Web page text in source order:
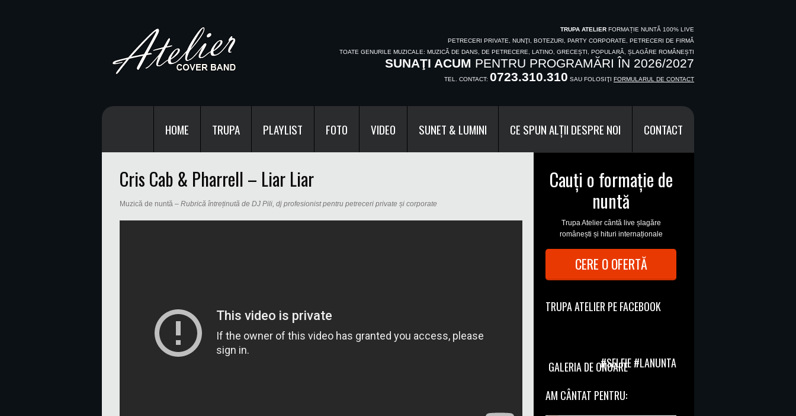
TRUPA ATELIER FORMAȚIE NUNTĂ 100% LIVE
PETRECERI PRIVATE, NUNŢI, BOTEZURI, PARTY CORPORATE, PETRECERI DE FIRMĂ
TOATE GENURILE MUZICALE: MUZICĂ DE DANS, DE PETRECERE, LATINO, GRECEȘTI, POPULARĂ, ȘLAGĂRE ROMÂNEȘTI
SUNAŢI ACUM PENTRU PROGRAMĂRI ÎN 2026/2027
TEL. CONTACT: 0723.310.310 SAU FOLOSIŢI FORMULARUL DE CONTACT
HOME TRUPA PLAYLIST FOTO VIDEO SUNET & LUMINI CE SPUN ALȚII DESPRE NOI CONTACT
Cris Cab & Pharrell – Liar Liar
Muzică de nuntă – Rubrică întreținută de DJ Pili, dj profesionist pentru petreceri private și corporate
Cauți o formație de
nuntă
Trupa Atelier cântă live șlagăre
românești și hituri internaționale
CERE O OFERTĂ
TRUPA ATELIER PE FACEBOOK
GALERIA DE ONOARE#SELFIE #LANUNTA
AM CÂNTAT PENTRU: